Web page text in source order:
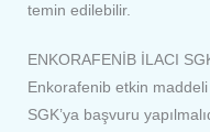
temin edilebilir.
ENKORAFENİB İLACI
Enkorafenib etkin
SGK’ya başvuru